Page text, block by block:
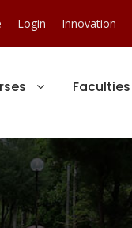
Login Innovation
Faculties